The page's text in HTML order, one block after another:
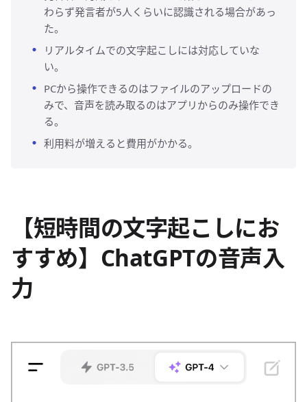
わらず発言者が5人くらいに認識される場合があっ
た。
リアルタイムでの文字起こしには対応していな
い。
PCから操作できるのはファイルのアップロードの
みで、音声を読み取るのはアプリからのみ操作でき
る。
利用料が増えると費用がかかる。
【短時間の文字起こしにお
すすめ】ChatGPTの音声入
力